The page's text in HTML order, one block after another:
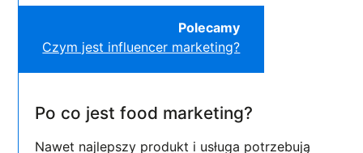
Polecamy
Czym jest influencer marketing?
Po co jest food marketing?
Nawet najlepszy produkt i usługa potrzebują